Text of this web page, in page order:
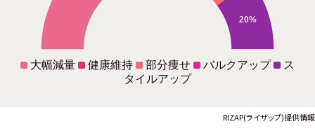
20%
大幅減量 健康維持 部分痩せ バルクアップ
ス
タイルアップ
RIZAP(ライザップ)提供情報